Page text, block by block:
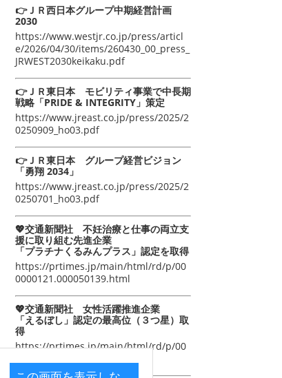
👉ＪＲ西日本グループ中期経営計画
2030
https://www.westjr.co.jp/press/articl
e/2026/04/30/items/260430_00_press_
JRWEST2030keikaku.pdf
👉ＪＲ東日本 モビリティ事業で中長期
戦略「PRIDE & INTEGRITY」策定
https://www.jreast.co.jp/press/2025/2
0250909_ho03.pdf
👉ＪＲ東日本 グループ経営ビジョン
「勇翔 2034」
https://www.jreast.co.jp/press/2025/2
0250701_ho03.pdf
💖交通新聞社 不妊治療と仕事の両立支
援に取り組む先進企業
「プラチナくるみんプラス」認定を取得
https://prtimes.jp/main/html/rd/p/00
0000121.000050139.html
💖交通新聞社 女性活躍推進企業
「えるぼし」認定の最高位（３つ星）取
得
https://prtimes.jp/main/html/rd/p/00